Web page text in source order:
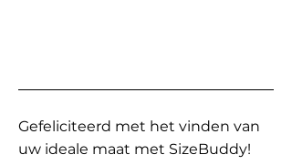
Gefeliciteerd met het vinden van
uw ideale maat met SizeBuddy!